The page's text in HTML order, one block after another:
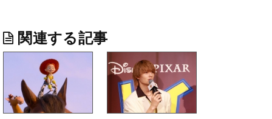
関連する記事